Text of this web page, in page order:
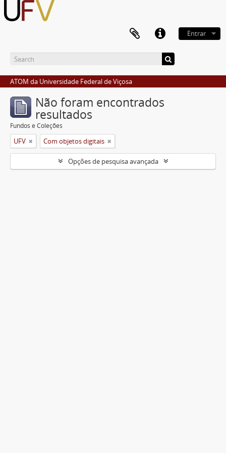
Entrar
ATOM da Universidade Federal de Viçosa
Não foram encontrados
resultados
Fundos e Coleções
UFV Com objetos digitais
Opções de pesquisa avançada